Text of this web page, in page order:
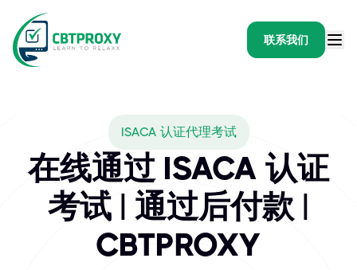
联系我们
ISACA 认证计划基于专业技能和职位 — 其中最受欢迎的是信息系
ISACA 认证代理考试
在线通过 ISACA 认证
考试 | 通过后付款 |
CBTPROXY